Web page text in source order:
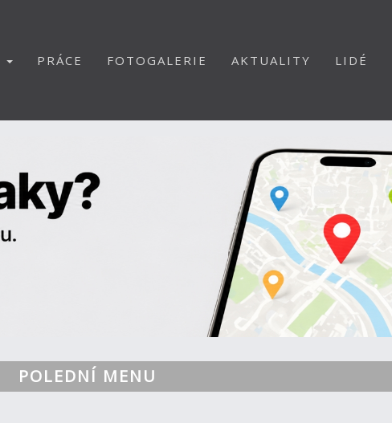
PRÁCE FOTOGALERIE AKTUALITY LIDÉ
POLEDNÍ MENU